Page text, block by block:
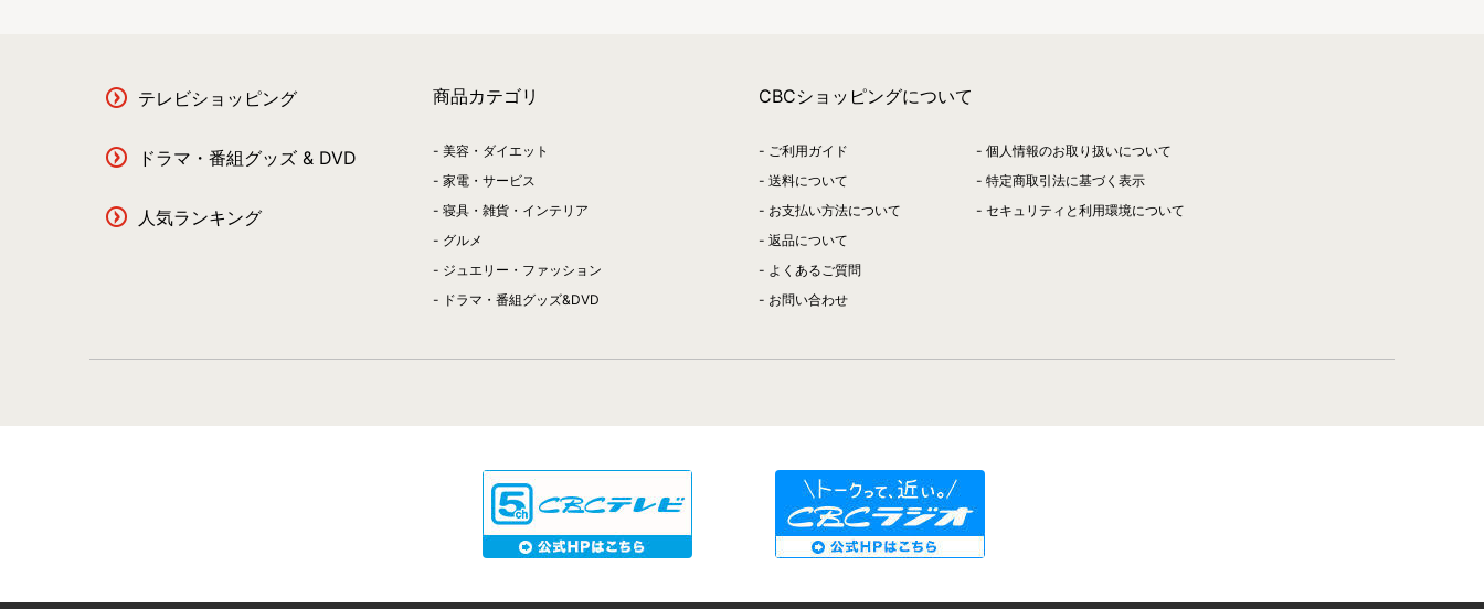
テレビショッピング
ドラマ・番組グッズ & DVD
人気ランキング
商品カテゴリ
美容・ダイエット
家電・サービス
寝具・雑貨・インテリア
グルメ
ジュエリー・ファッション
ドラマ・番組グッズ&DVD
CBCショッピングについて
ご利用ガイド
送料について
お支払い方法について
返品について
よくあるご質問
お問い合わせ
個人情報のお取り扱いについて
特定商取引法に基づく表示
セキュリティと利用環境について